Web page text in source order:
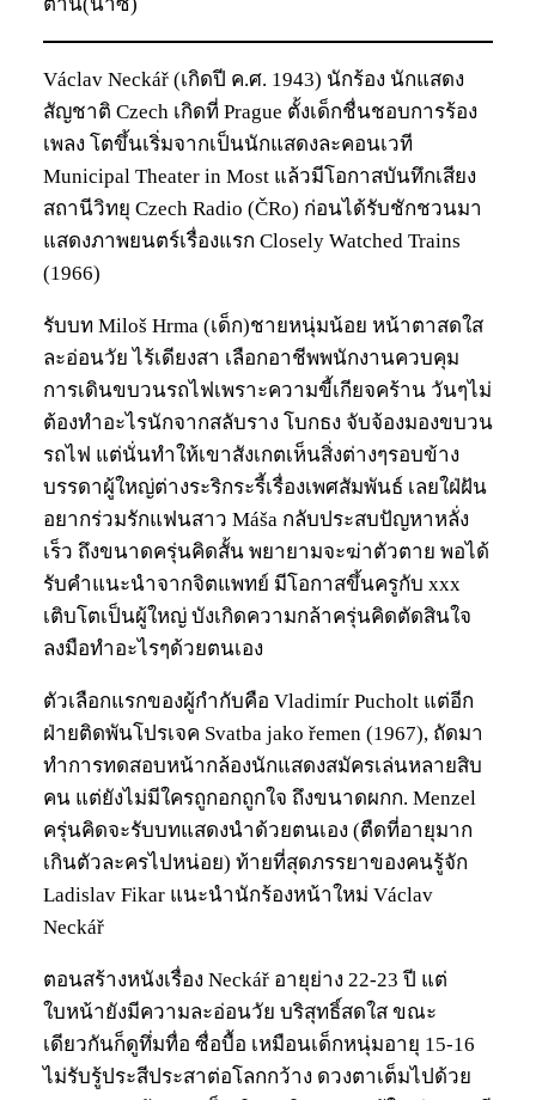
Václav Neckář (เกิดปี ค.ศ. 1943) นักร้อง นักแสดง
สัญชาติ Czech เกิดที่ Prague ตั้งเด็กชื่นชอบการร้อง
เพลง โตขึ้นเริ่มจากเป็นนักแสดงละคอนเวที
Municipal Theater in Most แล้วมีโอกาสบันทึกเสียง
สถานีวิทยุ Czech Radio (ČRo) ก่อนได้รับชักชวนมา
แสดงภาพยนตร์เรื่องแรก Closely Watched Trains
(1966)
รับบท Miloš Hrma (เด็ก)ชายหนุ่มน้อย หน้าตาสดใส
ละอ่อนวัย ไร้เดียงสา เลือกอาชีพพนักงานควบคุม
การเดินขบวนรถไฟเพราะความขี้เกียจคร้าน วันๆไม่
ต้องทำอะไรนักจากสลับราง โบกธง จับจ้องมองขบวน
รถไฟ แต่นั่นทำให้เขาสังเกตเห็นสิ่งต่างๆรอบข้าง
บรรดาผู้ใหญ่ต่างระริกระรี้เรื่องเพศสัมพันธ์ เลยใฝ่ฝัน
อยากร่วมรักแฟนสาว Máša กลับประสบปัญหาหลั่ง
เร็ว ถึงขนาดครุ่นคิดสั้น พยายามจะฆ่าตัวตาย พอได้
รับคำแนะนำจากจิตแพทย์ มีโอกาสขึ้นครูกับ xxx
เติบโตเป็นผู้ใหญ่ บังเกิดความกล้าครุ่นคิดตัดสินใจ
ลงมือทำอะไรๆด้วยตนเอง
ตัวเลือกแรกของผู้กำกับคือ Vladimír Pucholt แต่อีก
ฝ่ายติดพันโปรเจค Svatba jako řemen (1967), ถัดมา
ทำการทดสอบหน้ากล้องนักแสดงสมัครเล่นหลายสิบ
คน แต่ยังไม่มีใครถูกอกถูกใจ ถึงขนาดผกก. Menzel
ครุ่นคิดจะรับบทแสดงนำด้วยตนเอง (ตืดที่อายุมาก
เกินตัวละครไปหน่อย) ท้ายที่สุดภรรยาของคนรู้จัก
Ladislav Fikar แนะนำนักร้องหน้าใหม่ Václav
Neckář
ตอนสร้างหนังเรื่อง Neckář อายุย่าง 22-23 ปี แต่
ใบหน้ายังมีความละอ่อนวัย บริสุทธิ์สดใส ขณะ
เดียวกันก็ดูทึ่มทื่อ ซื่อบื้อ เหมือนเด็กหนุ่มอายุ 15-16
ไม่รับรู้ประสีประสาต่อโลกกว้าง ดวงตาเต็มไปด้วย